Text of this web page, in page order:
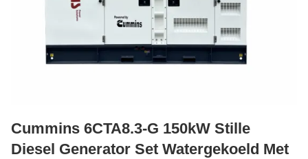
Cummins 6CTA8.3-G 150kW Stille
Diesel Generator Set Watergekoeld Met